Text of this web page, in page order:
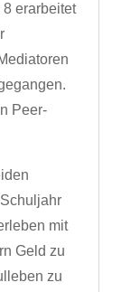
erarbeitet
Peer-
mit
Geld zu
zu